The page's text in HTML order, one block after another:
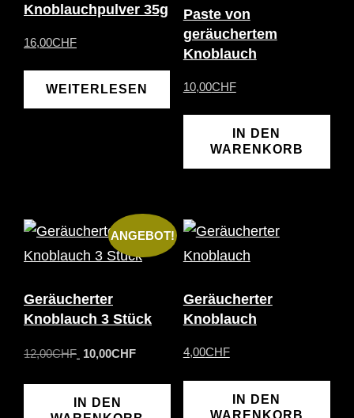
Knoblauchpulver 35g
16,00CHF
WEITERLESEN
Paste von
geräuchertem
Knoblauch
10,00CHF
IN DEN
WARENKORB
ANGEBOT!
Geräucherter
Knoblauch 3 Stück
12,00CHF Ursprünglicher
12,00CHF
10,00CHF
10,00CHF.
IN DEN
Geräucherter
Knoblauch
4,00CHF
IN DEN
WARENKORB